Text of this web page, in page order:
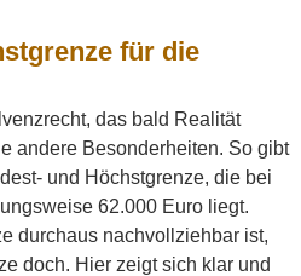
für die
das bald Realität
andere Besonderheiten. So gibt
und Höchstgrenze, die bei
62.000 Euro liegt.
durchaus nachvollziehbar ist,
doch. Hier zeigt sich klar und